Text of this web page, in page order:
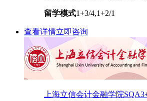
留学模式1+3/4,1+2/1
查看详情立即咨询
上海立信会计金融学院